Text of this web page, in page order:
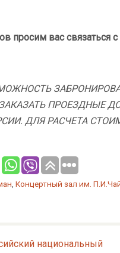
просим вас связаться
ПРОЕЗДНЫЕ
ДЛЯ РАСЧЕТА
Концертный зал им.
национальный